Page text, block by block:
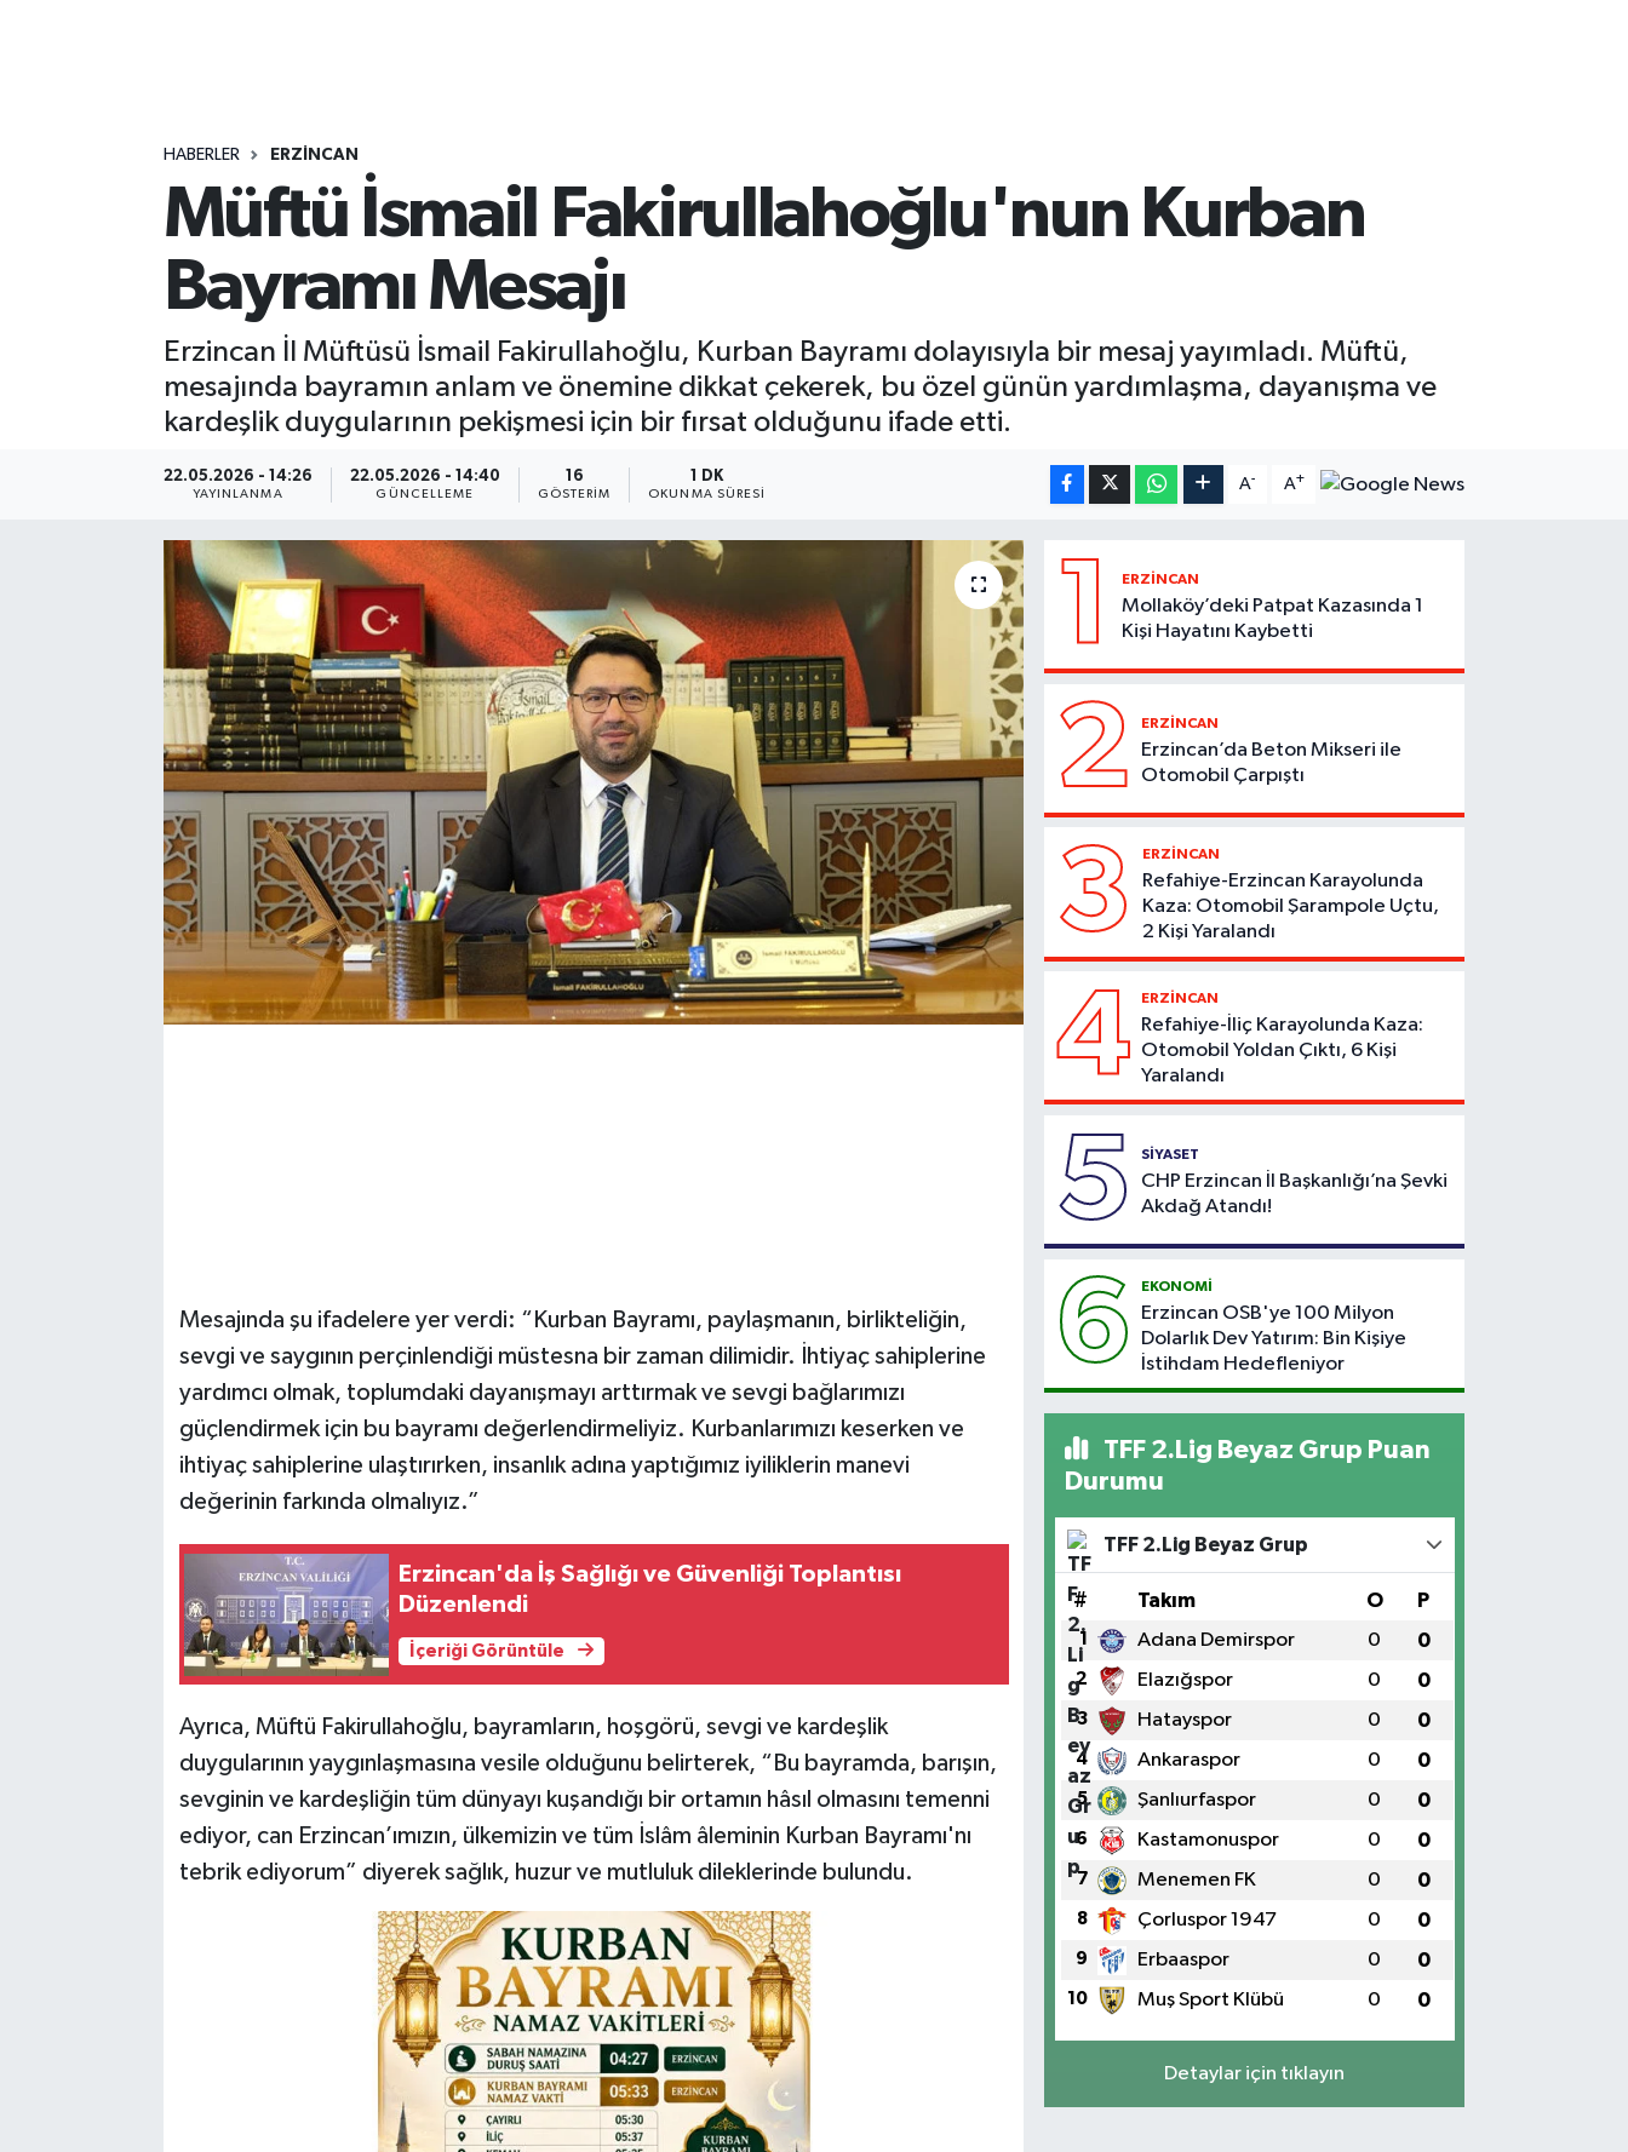
HABERLER ERZİNCAN
Müftü İsmail Fakirullahoğlu'nun Kurban
Bayramı Mesajı
Erzincan İl Müftüsü İsmail Fakirullahoğlu, Kurban Bayramı dolayısıyla bir mesaj yayımladı. Müftü,
mesajında bayramın anlam ve önemine dikkat çekerek, bu özel günün yardımlaşma, dayanışma ve
kardeşlik duygularının pekişmesi için bir fırsat olduğunu ifade etti.
22.05.2026 - 14:26
YAYINLANMA
22.05.2026 - 14:40
GÜNCELLEME
16
GÖSTERIM
1 DK
OKUNMA SÜRESI
A- A+
Mesajında şu ifadelere yer verdi: “Kurban Bayramı, paylaşmanın, birlikteliğin,
sevgi ve saygının perçinlendiği müstesna bir zaman dilimidir. İhtiyaç sahiplerine
yardımcı olmak, toplumdaki dayanışmayı arttırmak ve sevgi bağlarımızı
güçlendirmek için bu bayramı değerlendirmeliyiz. Kurbanlarımızı keserken ve
ihtiyaç sahiplerine ulaştırırken, insanlık adına yaptığımız iyiliklerin manevi
değerinin farkında olmalıyız.”
Erzincan'da İş Sağlığı ve Güvenliği Toplantısı
Düzenlendi
İçeriği Görüntüle
Ayrıca, Müftü Fakirullahoğlu, bayramların, hoşgörü, sevgi ve kardeşlik
duygularının yaygınlaşmasına vesile olduğunu belirterek, “Bu bayramda, barışın,
sevginin ve kardeşliğin tüm dünyayı kuşandığı bir ortamın hâsıl olmasını temenni
ediyor, can Erzincan’ımızın, ülkemizin ve tüm İslâm âleminin Kurban Bayramı'nı
tebrik ediyorum” diyerek sağlık, huzur ve mutluluk dileklerinde bulundu.
1 ERZİNCAN
Mollaköy’deki Patpat Kazasında 1
Kişi Hayatını Kaybetti
2 ERZİNCAN
Erzincan’da Beton Mikseri ile
Otomobil Çarpıştı
3 ERZİNCAN
Refahiye-Erzincan Karayolunda
Kaza: Otomobil Şarampole Uçtu,
2 Kişi Yaralandı
4 ERZİNCAN
Refahiye-İliç Karayolunda Kaza:
Otomobil Yoldan Çıktı, 6 Kişi
Yaralandı
5 SİYASET
CHP Erzincan İl Başkanlığı’na Şevki
Akdağ Atandı!
6 EKONOMİ
Erzincan OSB'ye 100 Milyon
Dolarlık Dev Yatırım: Bin Kişiye
İstihdam Hedefleniyor
TFF 2.Lig Beyaz Grup Puan
Durumu
TFF 2.Lig Beyaz Grup
# Takım O P
1 Adana Demirspor 0 0
2 Elazığspor 0 0
3 Hatayspor 0 0
4 Ankaraspor 0 0
5 Şanlıurfaspor 0 0
6 Kastamonuspor 0 0
7 Menemen FK 0 0
8 Çorluspor 1947 0 0
9 Erbaaspor 0 0
10 Muş Sport Klübü 0 0
Detaylar için tıklayın